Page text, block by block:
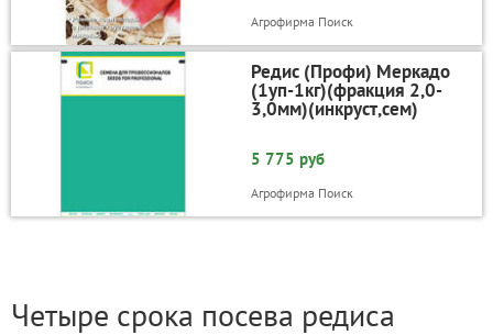
Агрофирма Поиск
Редис (Профи) Меркадо
(1уп-1кг)(фракция 2,0-
3,0мм)(инкруст,сем)
5 775 руб
Агрофирма Поиск
Четыре срока посева редиса